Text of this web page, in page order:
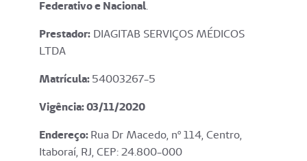
Federativo e Nacional.
Prestador: DIAGITAB SERVIÇOS MÉDICOS
LTDA
Matrícula:54003267-5
Vigência: 03/11/2020
Endereço:Rua Dr Macedo, nº 114, Centro,
Itaboraí, RJ, CEP: 24.800-000